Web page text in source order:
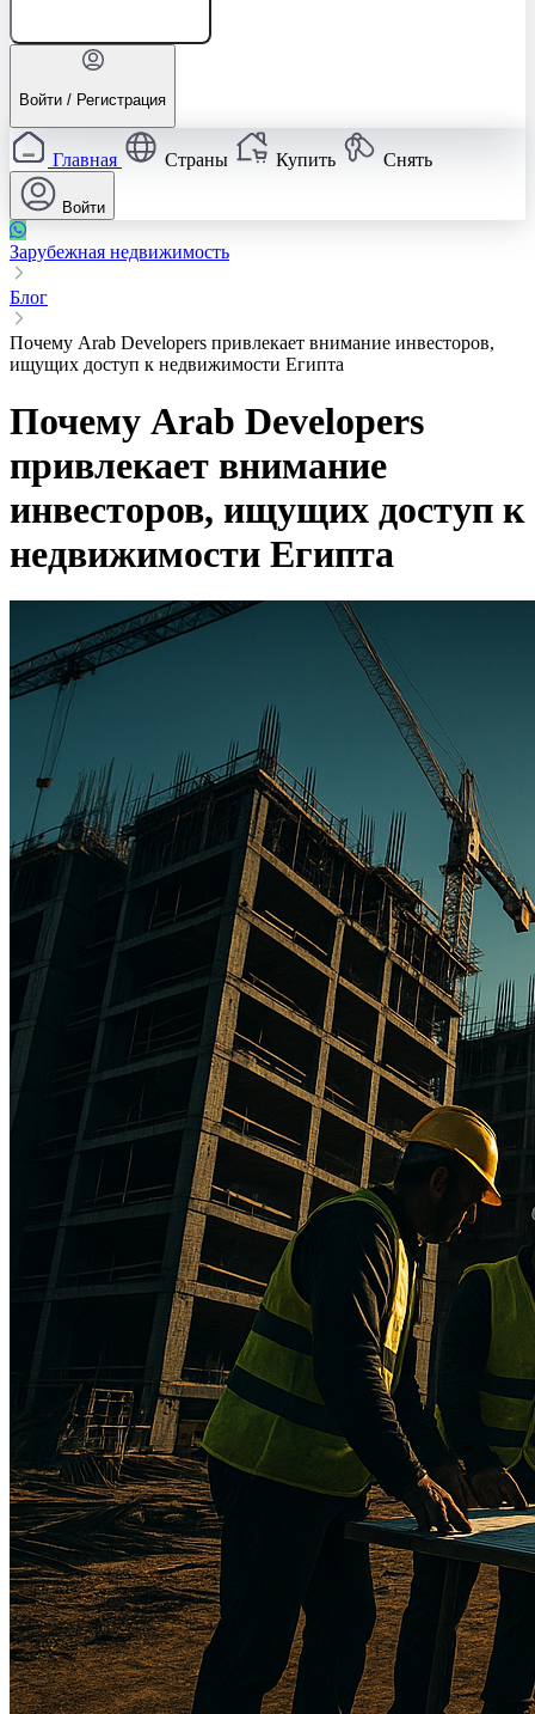
Войти / Регистрация
Главная Страны Купить Снять
Войти
Зарубежная недвижимость
Блог
Почему Arab Developers привлекает внимание инвесторов,
ищущих доступ к недвижимости Египта
Почему Arab Developers
привлекает внимание
инвесторов, ищущих доступ к
недвижимости Египта